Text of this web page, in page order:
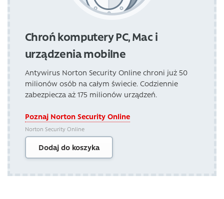
Chroń komputery PC, Mac i
urządzenia mobilne
Antywirus Norton Security Online chroni już 50
milionów osób na całym świecie. Codziennie
zabezpiecza aż 175 milionów urządzeń.
Poznaj Norton Security Online
Norton Security Online
Dodaj do koszyka